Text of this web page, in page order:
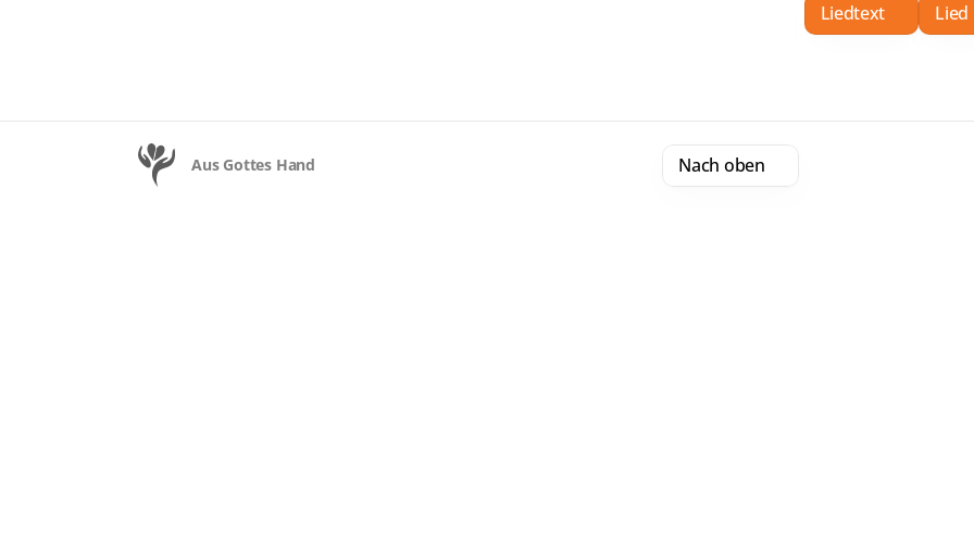
Liedtext Lied
Aus Gottes Hand Nach oben